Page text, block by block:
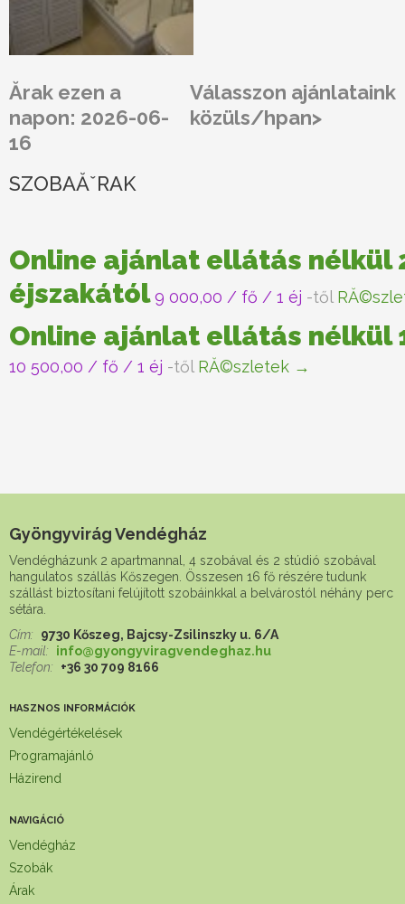
Ărak ezen a
napon: 2026-06-
16
Válasszon ajánlataink
közüls/hpan>
SZOBAĂˇRAK
Online ajánlat ellátás nélkül
éjszakától 9 000,00 / fő / 1 éj -től
Online ajánlat ellátás nélkül
10 500,00 / fő / 1 éj -től RĂ©szletek →
Gyöngyvirág Vendégház
Vendégházunk 2 apartmannal, 4 szobával és 2 stúdió szobával
hangulatos szállás Kőszegen. Összesen 16 fő részére tudunk
szállást biztosítani felújított szobáinkkal a belvárostól néhány perc
sétára.
Cím:
9730 Kőszeg, Bajcsy-Zsilinszky u. 6/A
E-mail:
info@gyongyviragvendeghaz.hu
Telefon:
+36 30 709 8166
HASZNOS INFORMÁCIÓK
Vendégértékelések
Programajánló
Házirend
NAVIGÁCIÓ
Vendégház
Szobák
Árak